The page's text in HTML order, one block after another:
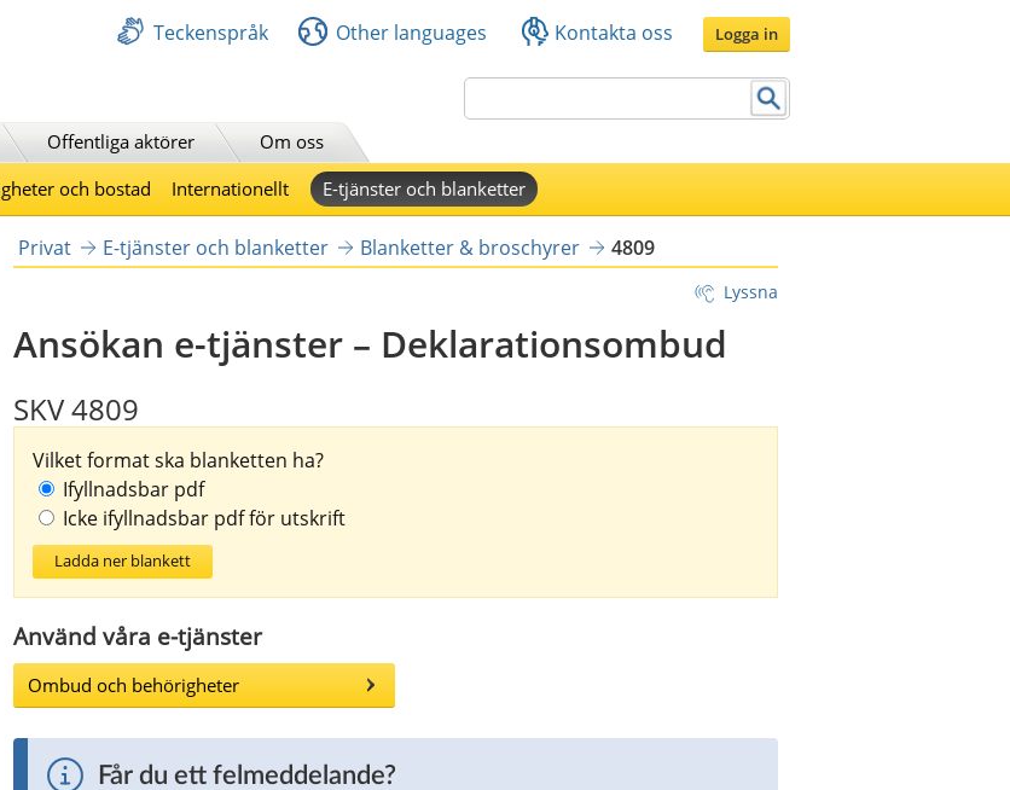
Teckenspråk Other languages Kontakta oss Logga in
Offentliga aktörer
Om oss
och bostad Internationellt E-tjänster och blanketter
Privat E-tjänster och blanketter Blanketter & broschyrer 4809
Lyssna
Ansökan e-tjänster – Deklarationsombud
SKV 4809
Vilket format ska blanketten ha?
Ifyllnadsbar pdf
Icke ifyllnadsbar pdf för utskrift
Ladda ner blankett
Använd våra e-tjänster
Ombud och behörigheter
Får du ett felmeddelande?